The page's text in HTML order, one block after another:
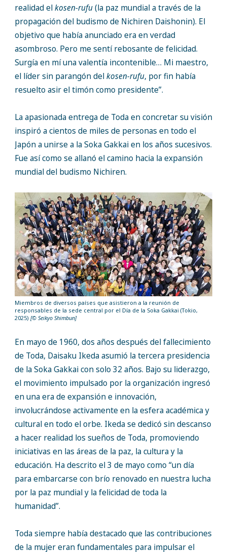
realidad elkosen-rufu(la paz mundial a través de la
propagación del budismo de Nichiren Daishonin). El
objetivo que había anunciado era en verdad
asombroso. Pero me sentí rebosante de felicidad.
Surgía en mí una valentía incontenible… Mi maestro,
el líder sin parangón delkosen-rufu, por fin había
resuelto asir el timón como presidente”.
La apasionada entrega de Toda en concretar su visión
inspiró a cientos de miles de personas en todo el
Japón a unirse a la Soka Gakkai en los años sucesivos.
Fue así como se allanó el camino hacia la expansión
mundial del budismo Nichiren.
Miembros de diversos países que asistieron a la reunión de
responsables de la sede central por el Día de la Soka Gakkai (Tokio,
2025) [© Seikyo Shimbun]
En mayo de 1960, dos años después del fallecimiento
de Toda, Daisaku Ikeda asumió la tercera presidencia
de la Soka Gakkai con solo 32 años. Bajo su liderazgo,
el movimiento impulsado por la organización ingresó
en una era de expansión e innovación,
involucrándose activamente en la esfera académica y
cultural en todo el orbe. Ikeda se dedicó sin descanso
a hacer realidad los sueños de Toda, promoviendo
iniciativas en las áreas de la paz, la cultura y la
educación. Ha descrito el 3 de mayo como “un día
para embarcarse con brío renovado en nuestra lucha
por la paz mundial y la felicidad de toda la
humanidad”.
Toda siempre había destacado que las contribuciones
de la mujer eran fundamentales para impulsar el